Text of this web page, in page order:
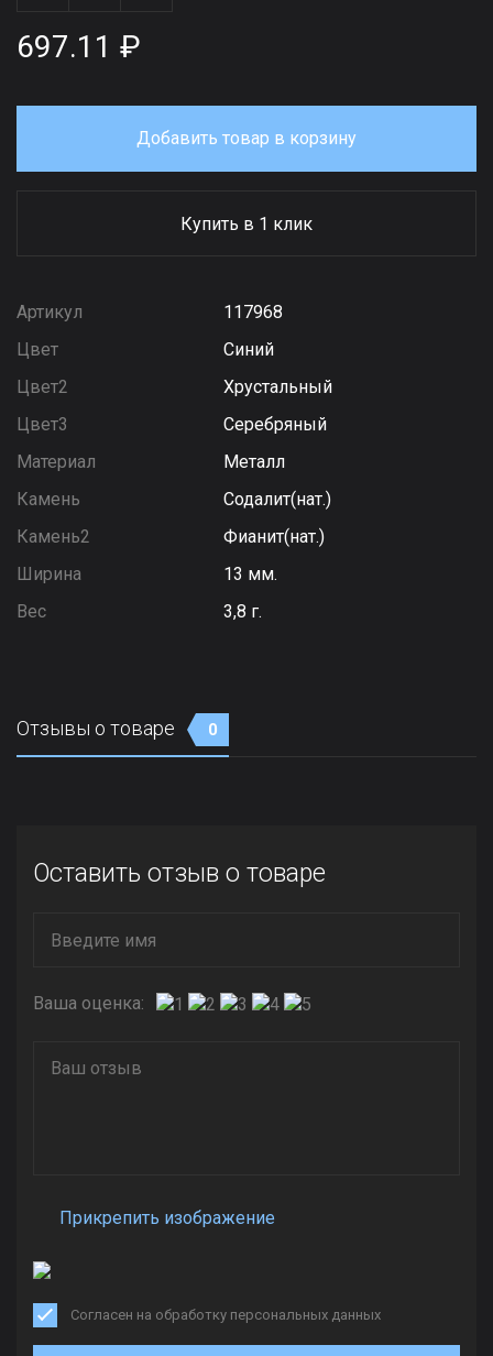
697.11 ₽
Добавить товар в корзину
Купить в 1 клик
Артикул
117968
Цвет
Синий
Цвет2
Хрустальный
Цвет3
Серебряный
Материал
Металл
Камень
Содалит(нат.)
Камень2
Фианит(нат.)
Ширина
13 мм.
Вес
3,8 г.
Отзывы о товаре 0
Оставить отзыв о товаре
Ваша оценка:
Прикрепить изображение
Согласен на обработку персональных данных